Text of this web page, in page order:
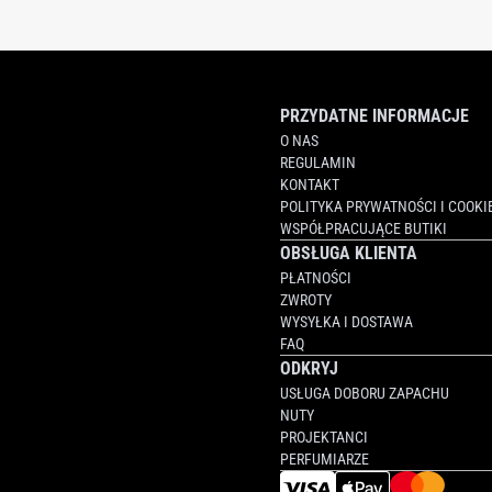
PRZYDATNE INFORMACJE
O NAS
REGULAMIN
KONTAKT
POLITYKA PRYWATNOŚCI I
WSPÓŁPRACUJĄCE BUTIKI
OBSŁUGA KLIENTA
PŁATNOŚCI
ZWROTY
WYSYŁKA I DOSTAWA
FAQ
ODKRYJ
USŁUGA DOBORU ZAPACHU
NUTY
PROJEKTANCI
PERFUMIARZE